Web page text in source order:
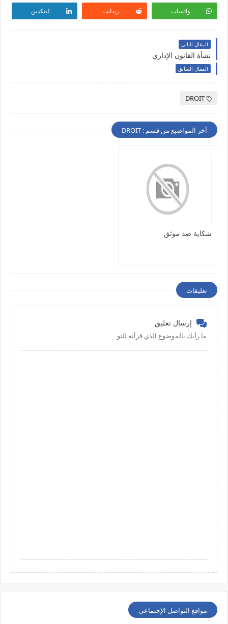
واتساب ريدايت لينكدين
المقال التالي
نشأة القانون الإداري
المقال السابق
DROIT
أخر المواضيع من قسم : DROIT
شكاية ضد موثق
تعليقات
إرسال تعليق
ما رأيك بالموضوع الذي قرأته للتو
مواقع التواصل الإجتماعي